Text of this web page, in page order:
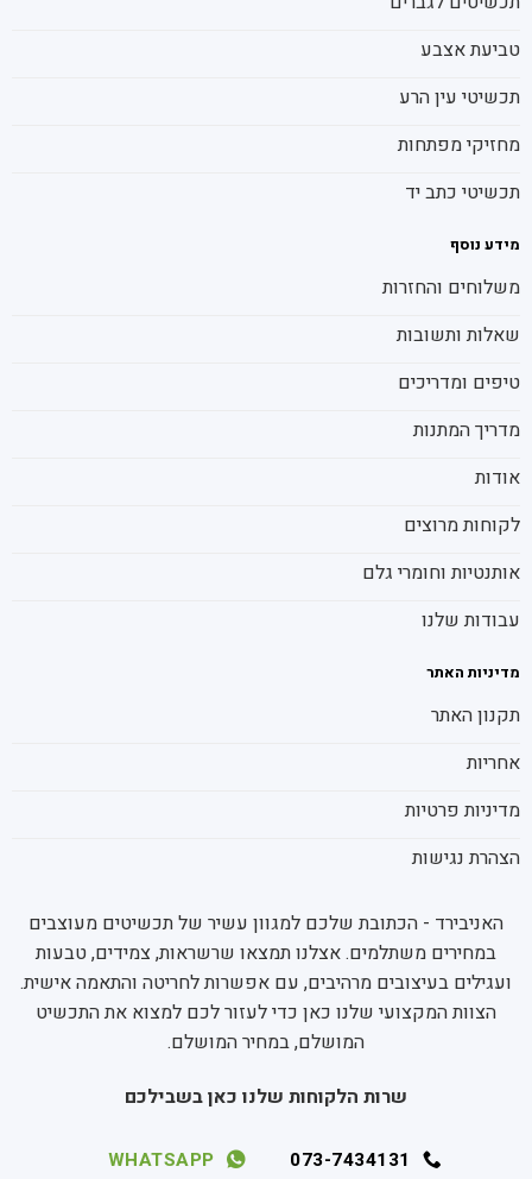
טביעת אצבע
תכשיטי עין הרע
מחזיקי מפתחות
תכשיטי כתב יד
מידע נוסף
משלוחים והחזרות
שאלות ותשובות
טיפים ומדריכים
מדריך המתנות
אודות
לקוחות מרוצים
אותנטיות וחומרי גלם
עבודות שלנו
מדיניות האתר
תקנון האתר
אחריות
מדיניות פרטיות
הצהרת נגישות
האניבירד - הכתובת שלכם למגוון עשיר של תכשיטים מעוצבים
במחירים משתלמים. אצלנו תמצאו שרשראות, צמידים, טבעות
ועגילים בעיצובים מרהיבים, עם אפשרות לחריטה והתאמה אישית.
הצוות המקצועי שלנו כאן כדי לעזור לכם למצוא את התכשיט
המושלם, במחיר המושלם.
שרות הלקוחות שלנו כאן בשבילכם
073-7434131
WHATSAPP